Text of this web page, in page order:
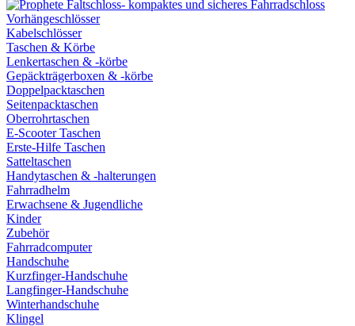
Vorhängeschlösser
Kabelschlösser
Taschen & Körbe
Lenkertaschen & -körbe
Gepäckträgerboxen & -körbe
Doppelpacktaschen
Seitenpacktaschen
Oberrohrtaschen
E-Scooter Taschen
Erste-Hilfe Taschen
Satteltaschen
Handytaschen & -halterungen
Fahrradhelm
Erwachsene & Jugendliche
Kinder
Zubehör
Fahrradcomputer
Handschuhe
Kurzfinger-Handschuhe
Langfinger-Handschuhe
Winterhandschuhe
Klingel